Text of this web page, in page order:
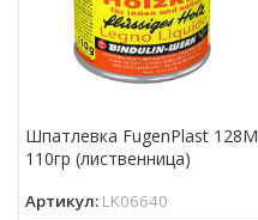
Шпатлевка FugenPlast 128М
110гр (лиственница)
Артикул: LK06640